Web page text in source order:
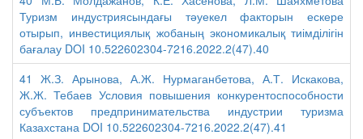
Туризм индустриясындағы тәуекел факторын ескере
отырып, инвестициялық жобаның экономикалық тиімділігін
бағалау DOI 10.522602304-7216.2022.2(47).40
41 Ж.З. Арынова, А.Ж. Нурмаганбетова, А.Т. Искакова,
Ж.Ж. Тебаев Условия повышения конкурентоспособности
субъектов предпринимательства индустрии туризма
Казахстана DOI 10.522602304-7216.2022.2(47).41